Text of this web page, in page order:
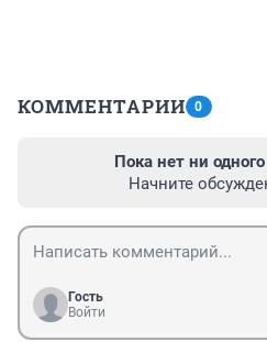
КОММЕНТАРИИ 0
Пока нет ни
Начните
Гость
Войти